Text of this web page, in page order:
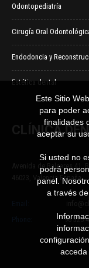
Odontopediatría
Cirugía Oral
Endodoncia y
Estética dental
CLÍNICA
Avenida de Baleares 41,
46023, Valencia España
96 325
Este Sitio
para poder
finalidades
aceptar su
Si usted no
podrá
panel.
a través